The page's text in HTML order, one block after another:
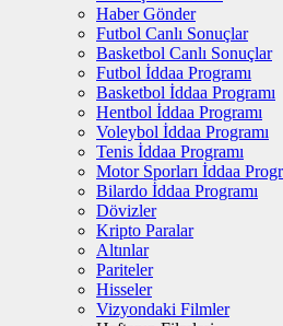
Haber Gönder
Futbol Canlı Sonuçlar
Basketbol Canlı Sonuçlar
Futbol İddaa Programı
Basketbol İddaa Programı
Hentbol İddaa Programı
Voleybol İddaa Programı
Tenis İddaa Programı
Motor Sporları İddaa
Bilardo İddaa Programı
Dövizler
Kripto Paralar
Altınlar
Pariteler
Hisseler
Vizyondaki Filmler